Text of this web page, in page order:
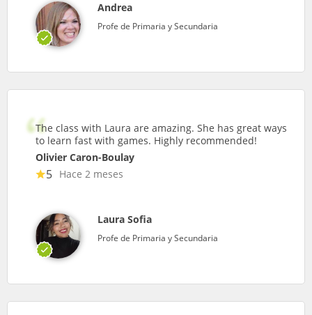
Andrea
Profe de Primaria y Secundaria
The class with Laura are amazing. She has great ways
to learn fast with games. Highly recommended!
Olivier Caron-Boulay
5 Hace 2 meses
Laura Sofia
Profe de Primaria y Secundaria